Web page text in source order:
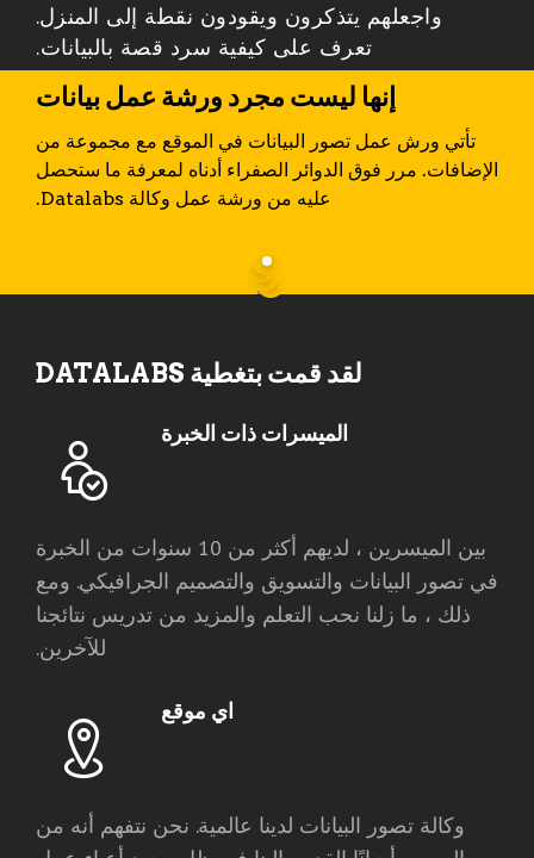
واجعلهم يتذكرون ويقودون نقطة إلى المنزل.
تعرف على كيفية سرد قصة بالبيانات.
إنها ليست مجرد ورشة عمل بيانات
تأتي ورش عمل تصور البيانات في الموقع مع مجموعة من
الإضافات. مرر فوق الدوائر الصفراء أدناه لمعرفة ما ستحصل
عليه من ورشة عمل وكالة Datalabs.
لقد قمت بتغطية DATALABS
الميسرات ذات الخبرة
بين الميسرين ، لديهم أكثر من 10 سنوات من الخبرة
في تصور البيانات والتسويق والتصميم الجرافيكي. ومع
ذلك ، ما زلنا نحب التعلم والمزيد من تدريس نتائجنا
للآخرين.
اي موقع
وكالة تصور البيانات لدينا عالمية. نحن نتفهم أنه من